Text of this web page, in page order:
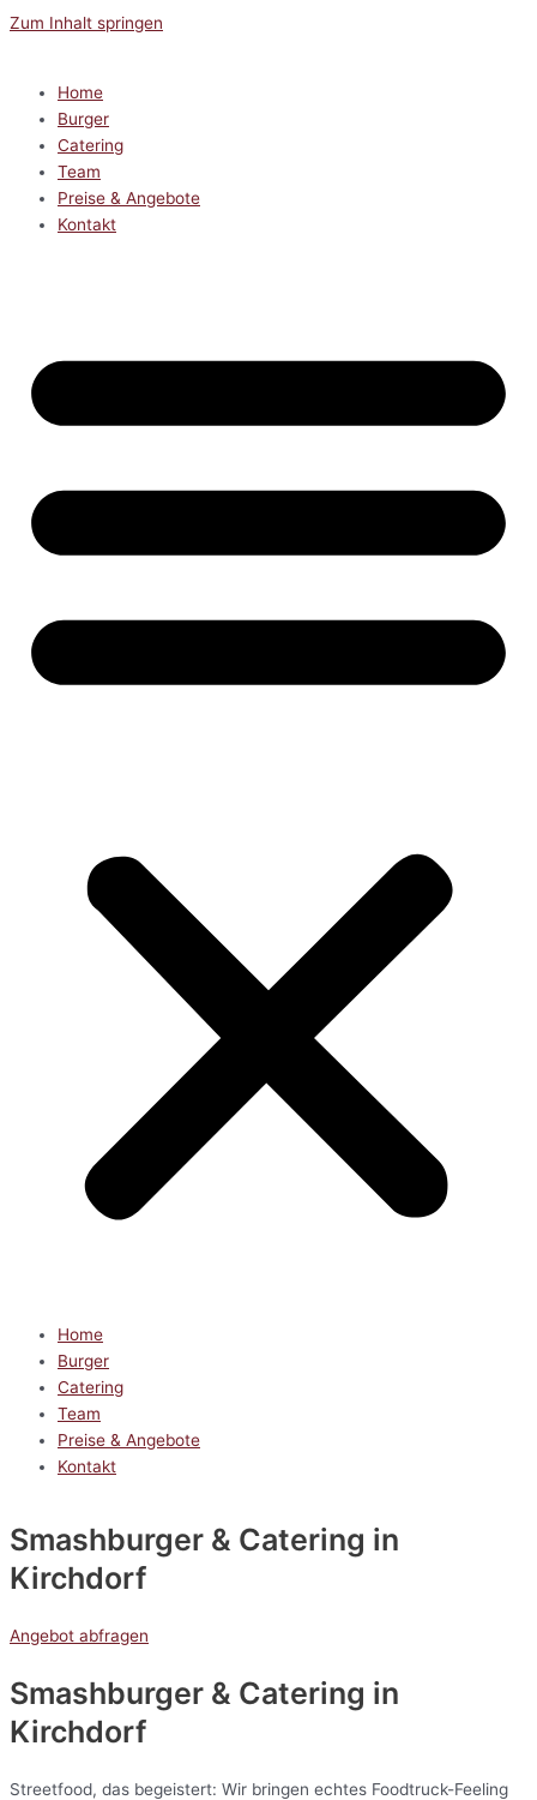
Zum Inhalt springen
Home
Burger
Catering
Team
Preise & Angebote
Kontakt
Home
Burger
Catering
Team
Preise & Angebote
Kontakt
Smashburger & Catering in
Kirchdorf
Angebot abfragen
Smashburger & Catering in
Kirchdorf
Streetfood, das begeistert: Wir bringen echtes Foodtruck-Feeling